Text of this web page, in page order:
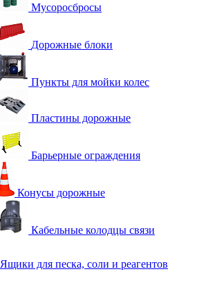
Мусоросбросы
Дорожные блоки
Пункты для мойки колес
Пластины дорожные
Барьерные ограждения
Конусы дорожные
Кабельные колодцы связи
Ящики для песка, соли и реагентов